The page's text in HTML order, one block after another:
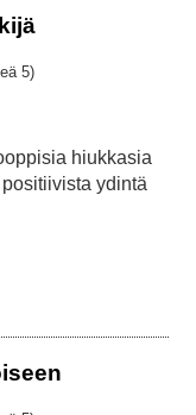
5)
hiukkasia
ydintä